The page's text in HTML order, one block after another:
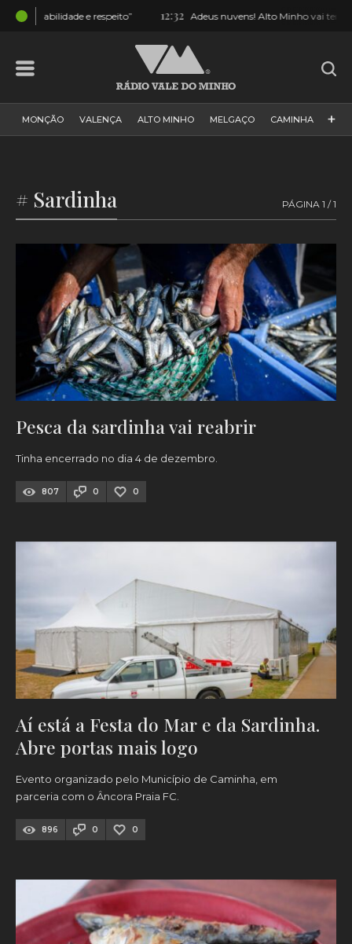
12:32 Adeus nuvens! Alto Minho vai ter visibilidade de excelência do
MONÇÃO VALENÇA ALTO MINHO MELGAÇO CAMINHA
VALE DO MINHO MINHO MUNDO ESPANHA NORTE
VILA PRAIA DE ÂNCORA
+
# Sardinha PÁGINA 1 / 1
Pesca da sardinha vai reabrir
Tinha encerrado no dia 4 de dezembro.
807 0 0
Aí está a Festa do Mar e da Sardinha.
Abre portas mais logo
Evento organizado pelo Município de Caminha, em
parceria com o Âncora Praia FC.
896 0 0